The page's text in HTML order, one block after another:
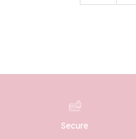
Secure